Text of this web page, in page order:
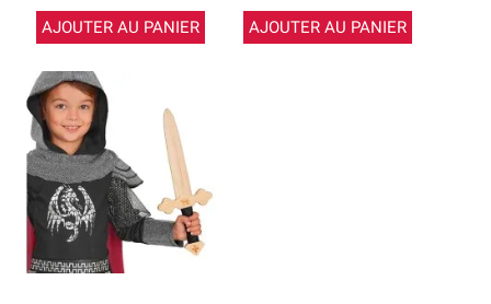
AJOUTER AU PANIER AJOUTER AU PANIER